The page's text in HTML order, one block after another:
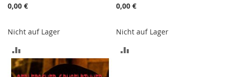
0,00 €
Nicht auf Lager
VERGLEICHSLISTE
0,00 €
Nicht auf Lager